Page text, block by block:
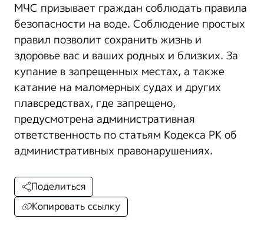
МЧС призывает граждан соблюдать правила
безопасности на воде. Соблюдение простых
правил позволит сохранить жизнь и
здоровье вас и ваших родных и близких. За
купание в запрещенных местах, а также
катание на маломерных судах и других
плавсредствах, где запрещено,
предусмотрена административная
ответственность по статьям Кодекса РК об
административных правонарушениях.
Поделиться
Копировать ссылку